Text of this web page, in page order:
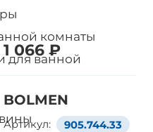
комнаты
для ванной
1 066 ₽
BOLMEN
Артикул:
905.744.33